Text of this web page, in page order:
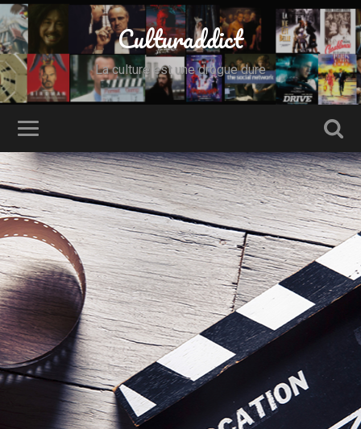
Culturaddict
La culture est une drogue dure